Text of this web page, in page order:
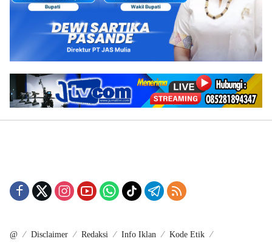
@ Disclaimer Redaksi Info Iklan
Kode Etik